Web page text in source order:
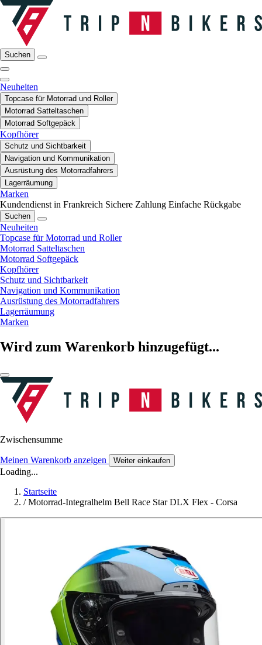
Suchen
Neuheiten
Topcase für Motorrad und Roller
Motorrad Satteltaschen
Motorrad Softgepäck
Kopfhörer
Schutz und Sichtbarkeit
Navigation und Kommunikation
Ausrüstung des Motorradfahrers
Lagerräumung
Marken
Kundendienst in Frankreich Sichere Zahlung Einfache Rückgabe
Suchen
Neuheiten
Topcase für Motorrad und Roller
Motorrad Satteltaschen
Motorrad Softgepäck
Kopfhörer
Schutz und Sichtbarkeit
Navigation und Kommunikation
Ausrüstung des Motorradfahrers
Lagerräumung
Marken
Wird zum Warenkorb hinzugefügt...
Zwischensumme
Meinen Warenkorb anzeigen Weiter einkaufen
Loading...
Startseite
/ Motorrad-Integralhelm Bell Race Star DLX Flex - Corsa